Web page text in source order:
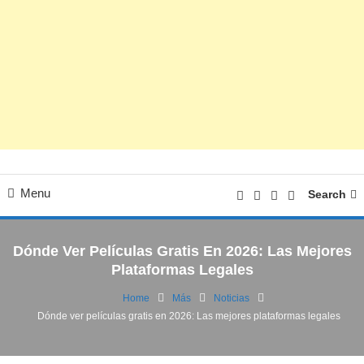
Menu Search
Dónde Ver Películas Gratis En 2026: Las Mejores
Plataformas Legales
Home Más
Noticias
Dónde ver películas gratis en 2026: Las mejores plataformas legales
Noticias
Películas | Series